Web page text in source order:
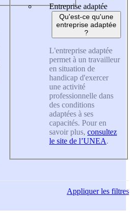
Entreprise adaptée
Qu'est-ce qu'une
entreprise adaptée
?
L'entreprise adaptée
permet à un travailleur
en situation de
handicap d'exercer
une activité
professionnelle dans
des conditions
adaptées à ses
capacités. Pour en
savoir plus, consultez
le site de l’UNEA.
Appliquerles filtres